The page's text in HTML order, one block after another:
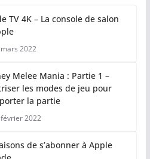
TV 4K – La console de salon
2022
Melee Mania : Partie 1 –
les modes de jeu pour
la partie
2022
de s’abonner à Apple